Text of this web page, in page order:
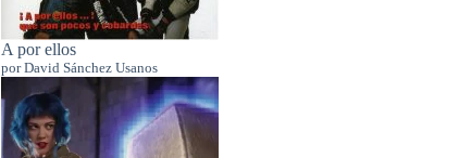
A por ellos
por David Sánchez Usanos